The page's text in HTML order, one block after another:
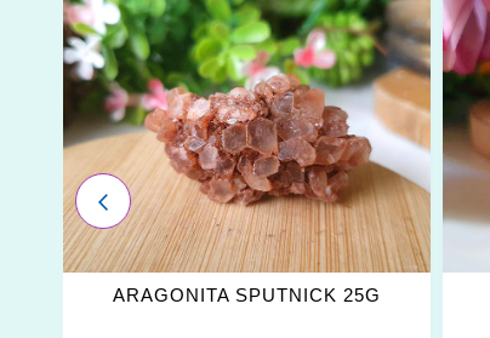
ADICIONAR
OS
FAVORITOS
ARAGONITA SPUTNICK 25G
ANTERIOR